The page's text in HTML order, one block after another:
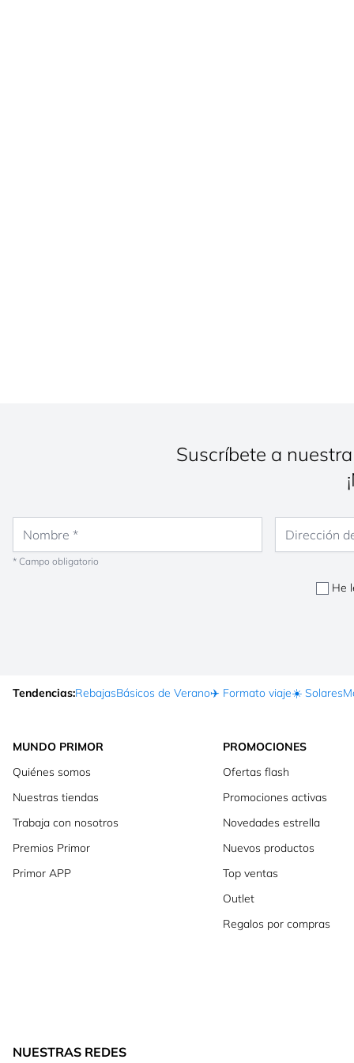
Suscríbete a
* Campo obligatorio
He
Tendencias:RebajasBásicos de Verano✈️ Formato viaje☀️ Solares
MUNDO PRIMOR
Quiénes somos
Nuestras tiendas
Trabaja con nosotros
Premios Primor
Primor APP
PROMOCIONES
Ofertas flash
Promociones activas
Novedades estrella
Nuevos productos
Top ventas
Outlet
Regalos por compras
NUESTRAS REDES